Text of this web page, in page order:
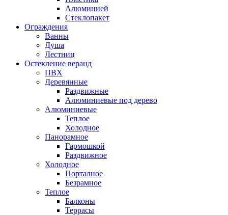
Алюминией
Стеклопакет
Ограждения
Ванны
Душа
Лестниц
Остекление веранд
ПВХ
Деревянные
Раздвижные
Алюминиевые под дерево
Алюминиевые
Теплое
Холодное
Панорамное
Гармошкой
Раздвижное
Холодное
Порталное
Безрамное
Теплое
Балконы
Террасы